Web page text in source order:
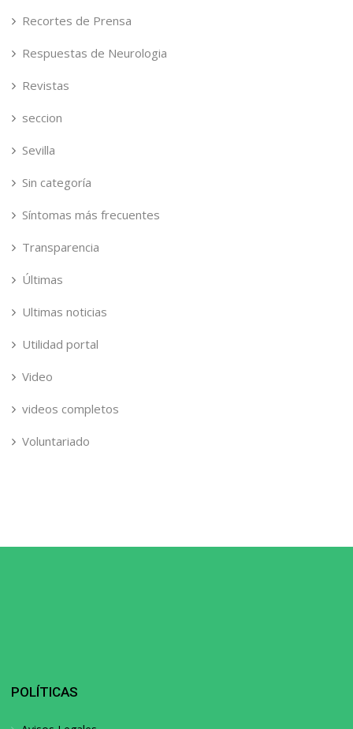
Recortes de Prensa
Respuestas de Neurologia
Revistas
seccion
Sevilla
Sin categoría
Síntomas más frecuentes
Transparencia
Últimas
Ultimas noticias
Utilidad portal
Video
videos completos
Voluntariado
POLÍTICAS